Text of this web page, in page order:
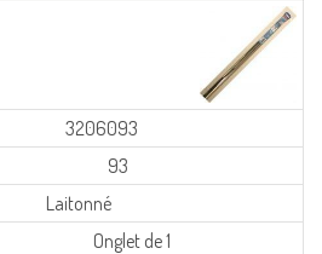
3206093
93
Laitonné
Onglet de 1